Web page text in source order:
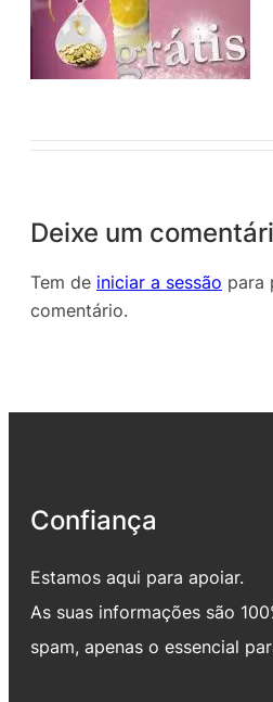
Deixe um
Tem de iniciar a sessão para
comentário.
Confiança
Estamos aqui para apoiar.
As suas informações são
spam, apenas o essencial